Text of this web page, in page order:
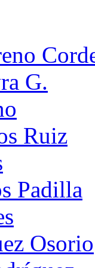
G.
Ruiz
Padilla
Osorio